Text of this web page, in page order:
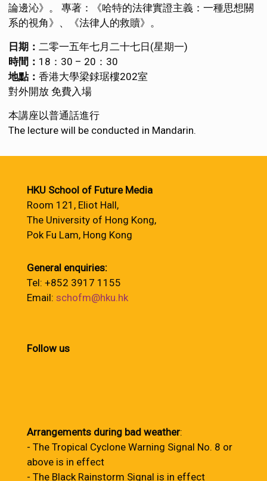
論邊沁》。 專著：《哈特的法律實證主義：一種思想關
系的視角》、《法律人的救贖》。
日期：二零一五年七月二十七日(星期一)
時間： 18：30 – 20：30
地點：香港大學梁銶琚樓202室
對外開放 免費入場
本講座以普通話進行
The lecture will be conducted in Mandarin.
HKU School of Future Media
Room 121, Eliot Hall,
The University of Hong Kong,
Pok Fu Lam, Hong Kong
General enquiries:
Tel: +852 3917 1155
Email: schofm@hku.hk
Follow us
Arrangements during bad weather:
- The Tropical Cyclone Warning Signal No. 8 or
above is in effect
- The Black Rainstorm Signal is in effect